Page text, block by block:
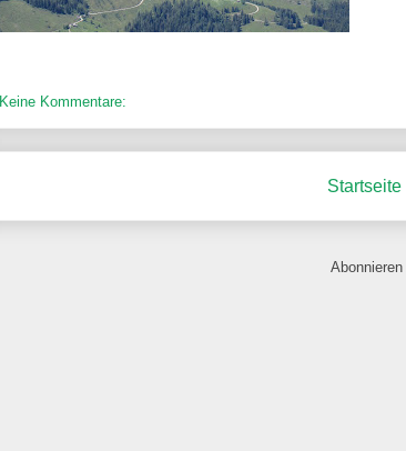
Keine Kommentare:
Startseite
Abonnieren